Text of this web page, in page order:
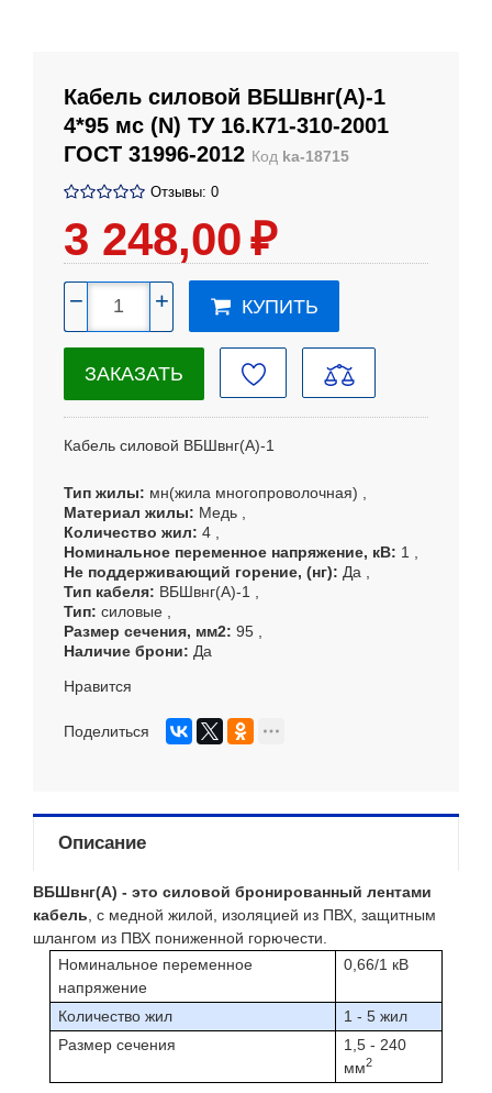
Кабель силовой ВБШвнг(А)-1
4*95 мс (N) ТУ 16.К71-310-2001
ГОСТ 31996-2012 Код ka-18715
Отзывы: 0
3 248,00₽
− + КУПИТЬ
ЗАКАЗАТЬ
Кабель силовой ВБШвнг(А)-1
Тип жилы
мн(жила многопроволочная)
Материал жилы
Медь
Количество жил
4
Номинальное переменное напряжение, кВ
1
Не поддерживающий горение, (нг)
Да
Тип кабеля
ВБШвнг(А)-1
Тип силовые
Размер сечения, мм2 95
Наличие брони
Да
Нравится
Поделиться
Описание
ВБШвнг(А) - это силовой бронированный лентами
кабель , с медной жилой, изоляцией из ПВХ, защитным
шлангом из ПВХ пониженной горючести.
Номинальное переменное
напряжение
0,66/1 кВ
Количество жил
1 - 5 жил
Размер сечения
1,5 - 240
мм2